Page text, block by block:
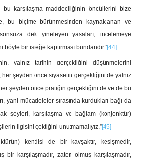
bu karşılaşma maddeciliğinin öncüllerini bize
bu biçime bürünmesinden kaynaklanan ve
dek yineleyen yasaları, incelemeye
böyle bir isteğe kaptırması bundandır.”[44]
yalnız tarihin gerçekliğini düşünmelerini
şeyden önce siyasetin gerçekliğini de yalnız
şeyden önce pratiğin gerçekliğini de ve de bu
yani mücadeleler sırasında kurdukları bağı da
şeyleri, karşılaşma ve bağlam (konjonktür)
ilgisini çektiğini unutmamalıyız.”[45]
kendisi de bir kavşaktır, kesişmedir,
karşılaşmadır, zaten olmuş karşılaşmadır,